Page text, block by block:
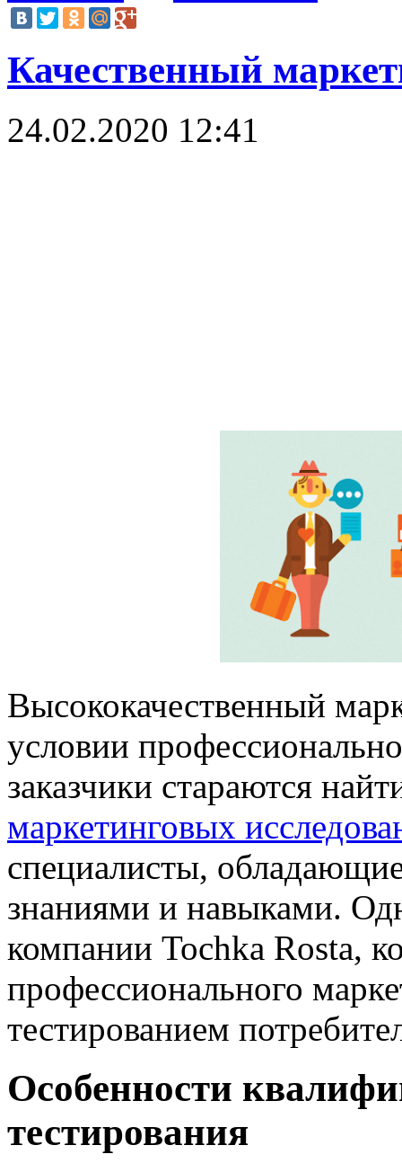
Качественный
24.02.2020 12:41
Высококачественный
условии
заказчики стараются
маркетинговых
специалисты,
знаниями и навыками.
компании Tochka Rosta,
профессионального
тестированием
Особенности
тестирования